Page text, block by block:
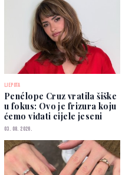
LJEPOTA
Penélope Cruz vratila šiške
u fokus: Ovo je frizura koju
ćemo viđati cijele jeseni
03. 08. 2026.